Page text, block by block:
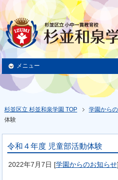
メニュー
杉並区立 杉並和泉学園 TOP 学園から
体験
令和４年度 児童部活動体験
2022年7月7日 [学園からのお知らせ]